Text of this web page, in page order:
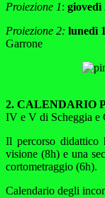
Proiezione 1: giovedì
Proiezione 2: lunedì
Garrone
2. CALENDARIO
IV e V di Scheggia e
Il percorso didattico
visione (8h) e una
cortometraggio (6h).
Calendario degli